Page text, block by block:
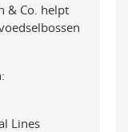
& Co. helpt
Lines